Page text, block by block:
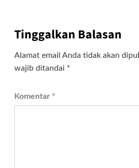
Tinggalkan Balasan
Alamat email Anda tidak akan
wajib ditandai *
Komentar *